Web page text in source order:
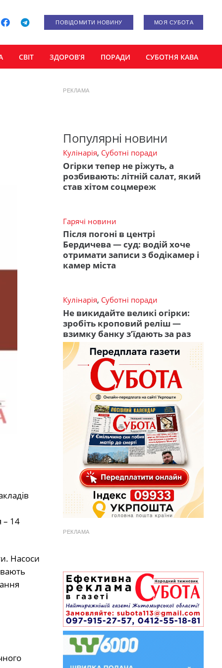
ПОВІДОМИТИ НОВИНУ МОЯ СУБОТА
СВІТ ЗДОРОВ’Я ПОРАДИ СУБОТНЯ КАВА
– 14
Насоси
РЕКЛАМА
Популярні новини
Кулінарія, Суботні поради
Огірки тепер не ріжуть, а
розбивають: літній салат, який
став хітом соцмереж
Гарячі новини
Після погоні в центрі
Бердичева — суд: водій хоче
отримати записи з бодікамер і
камер міста
Кулінарія, Суботні поради
Не викидайте великі огірки:
зробіть кроповий реліш —
взимку банку з’їдають за раз
РЕКЛАМА